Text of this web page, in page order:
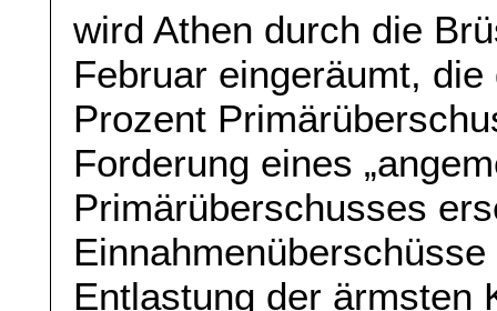
wird Athen durch die
Februar eingeräumt,
Prozent
Forderung eines
Primärüberschusses
Entlastung der ärmsten